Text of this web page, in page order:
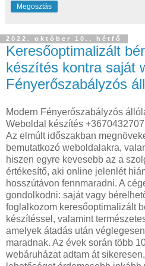
Megosztás
2022. október 10., hétfő
Keresőoptimalizált
készítés kontra saját
Fényerőszabályzós
Modern Fényerőszabályzós
Weboldal készítés
Az elmúlt időszakban
bemutatkozó weboldalakra,
hiszen egyre kevesebb az a
értékesítő, aki online jelenlét
hosszútávon fennmaradni. A
gondolkodni: saját vagy
foglalkozom keresőoptimalizált
készítéssel, valamint
amelyek átadás után
maradnak. Az évek során több
webáruházat adtam át